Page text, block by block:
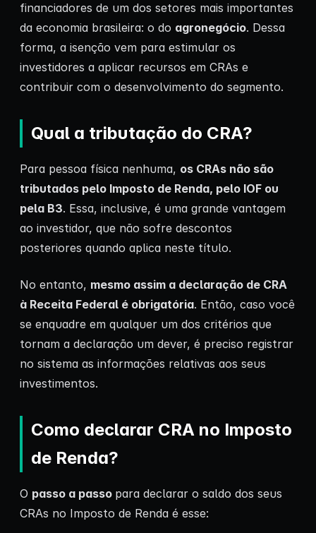
financiadores de um dos setores mais importantes
da economia brasileira: o do agronegócio. Dessa
forma, a isenção vem para estimular os
investidores a aplicar recursos em CRAs e
contribuir com o desenvolvimento do segmento.
Qual a tributação do CRA?
Para pessoa física nenhuma, os CRAs não são
tributados pelo Imposto de Renda, pelo IOF ou
pela B3. Essa, inclusive, é uma grande vantagem
ao investidor, que não sofre descontos
posteriores quando aplica neste título.
No entanto, mesmo assim a declaração de CRA
à Receita Federal é obrigatória. Então, caso você
se enquadre em qualquer um dos critérios que
tornam a declaração um dever, é preciso registrar
no sistema as informações relativas aos seus
investimentos.
Como declarar CRA no Imposto
de Renda?
O passo a passo para declarar o saldo dos seus
CRAs no Imposto de Renda é esse: